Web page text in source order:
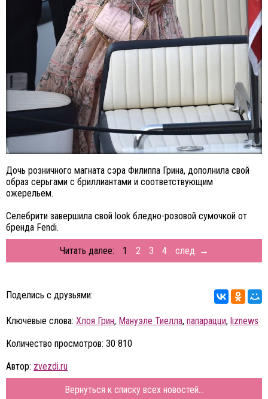
Дочь розничного магната сэра Филиппа Грина, дополнила свой
образ серьгами с бриллиантами и соответствующим
ожерельем.
Селебрити завершила свой look бледно-розовой сумочкой от
бренда Fendi.
Читать далее: 1 2 3 4 след. →
Поделись с друзьями:
Ключевые слова: Хлоя Грин, Мануэле Тиелла, папарацци, liznews
Количество просмотров: 30 810
Автор: zvezdi.ru
Вернуться к списку всех новостей...